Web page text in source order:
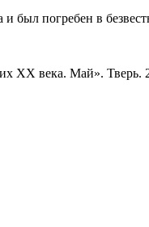
был погребен в
ХХ века. Май». Тверь.